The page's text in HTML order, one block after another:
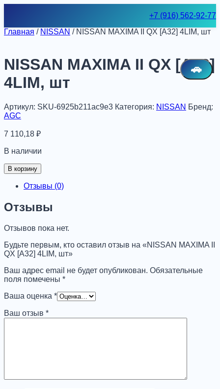
+7 (916) 562-92-77
🚗
Главная / NISSAN / NISSAN MAXIMA II QX [A32] 4LIM, шт
NISSAN MAXIMA II QX [A32]
4LIM, шт
Артикул: SKU-6925b211ac9e3 Категория: NISSAN Бренд:
AGC
7 110,18 ₽
В наличии
Количество
товара
NISSAN
II
QX
4LIM,
В корзину
Отзывы (0)
Отзывы
Отзывов пока нет.
Будьте первым, кто оставил отзыв на «NISSAN MAXIMA II
QX [A32] 4LIM, шт»
Ваш адрес email не будет опубликован. Обязательные
поля помечены *
Ваша оценка *
Ваш отзыв *